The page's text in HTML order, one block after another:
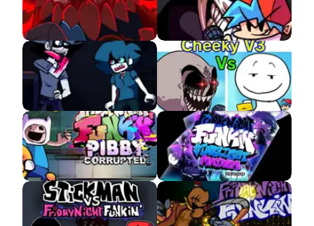
The Full Ass Tricky
MOD APK
VS MR Trololo APK
Retaken Sanity APK VS Cheeky v3 APK
Pibby Corrupted
Starlight Mayhem
Rebooted